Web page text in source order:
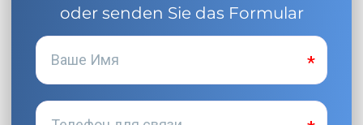
oder senden Sie das Formular